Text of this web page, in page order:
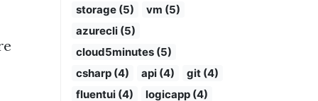
storage (5)
vm (5)
azurecli (5)
cloud5minutes (5)
csharp (4)
api (4)
git (4)
fluentui (4)
logicapp (4)